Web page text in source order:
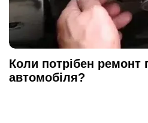
Коли потрібен ремонт
автомобіля?